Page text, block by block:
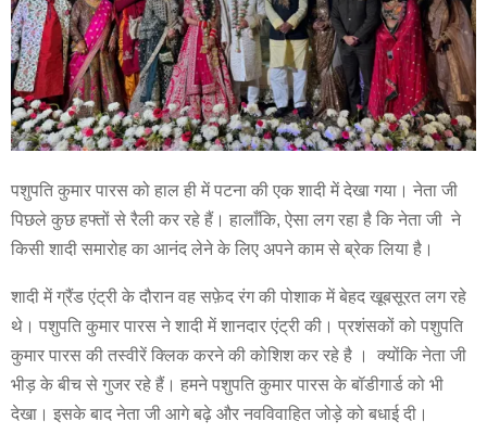
पशुपति कुमार पारस को हाल ही में पटना की एक शादी में देखा गया। नेता जी
पिछले कुछ हफ्तों से रैली कर रहे हैं। हालाँकि, ऐसा लग रहा है कि नेता जी ने
किसी शादी समारोह का आनंद लेने के लिए अपने काम से ब्रेक लिया है।
शादी में ग्रैंड एंट्री के दौरान वह सफ़ेद रंग की पोशाक में बेहद खूबसूरत लग रहे
थे। पशुपति कुमार पारस ने शादी में शानदार एंट्री की। प्रशंसकों को पशुपति
कुमार पारस की तस्वीरें क्लिक करने की कोशिश कर रहे है । क्योंकि नेता जी
भीड़ के बीच से गुजर रहे हैं। हमने पशुपति कुमार पारस के बॉडीगार्ड को भी
देखा। इसके बाद नेता जी आगे बढ़े और नवविवाहित जोड़े को बधाई दी।